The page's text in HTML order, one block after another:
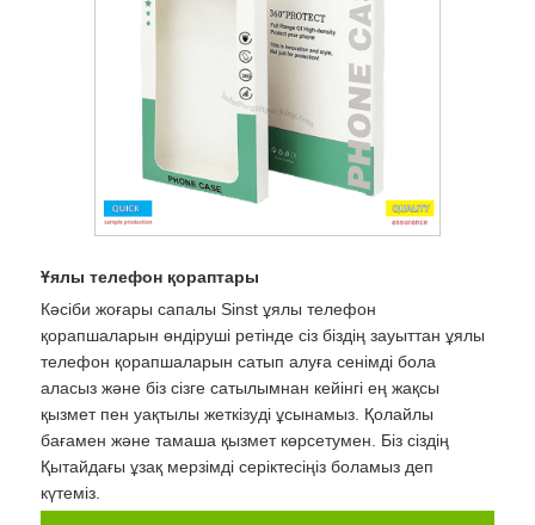
Ұялы телефон қораптары
Кәсіби жоғары сапалы Sinst ұялы телефон
қорапшаларын өндіруші ретінде сіз біздің зауыттан ұялы
телефон қорапшаларын сатып алуға сенімді бола
аласыз және біз сізге сатылымнан кейінгі ең жақсы
қызмет пен уақтылы жеткізуді ұсынамыз. Қолайлы
бағамен және тамаша қызмет көрсетумен. Біз сіздің
Қытайдағы ұзақ мерзімді серіктесіңіз боламыз деп
күтеміз.